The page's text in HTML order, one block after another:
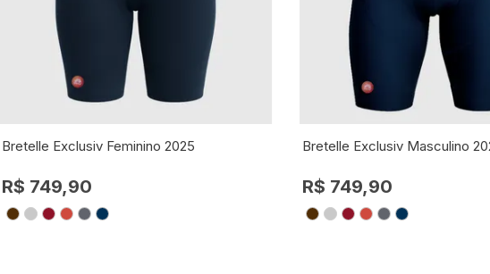
Bretelle Exclusiv Feminino 2025
R$ 749,90
Bretelle Exclusiv Masculino
R$ 749,90